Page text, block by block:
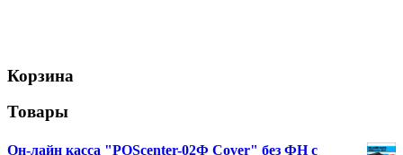
Корзина
Товары
Он-лайн касса "POScenter-02Ф Cover" без ФН с